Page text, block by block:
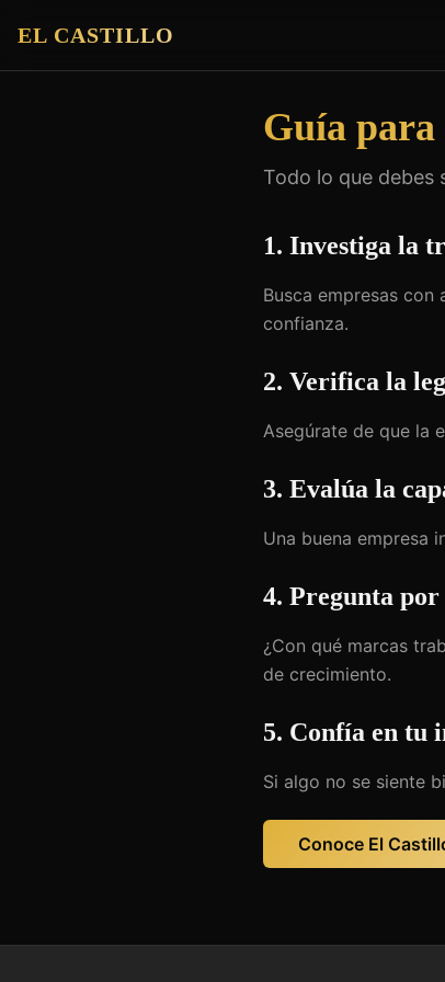
EL CASTILLO
Guía
Todo lo que debes
1. Investiga la
Busca empresas
confianza.
2. Verifica la
Asegúrate de que la
3. Evalúa la
Una buena empresa
4. Pregunta
¿Con qué marcas
de crecimiento.
5. Confía en tu
Si algo no se siente
Conoce El